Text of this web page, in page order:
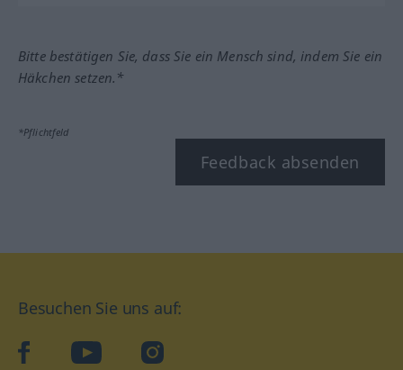
Bitte bestätigen Sie, dass Sie ein Mensch sind, indem Sie ein
Häkchen setzen.*
*Pflichtfeld
Feedback absenden
Besuchen Sie uns auf:
facebookYouTube Instagram